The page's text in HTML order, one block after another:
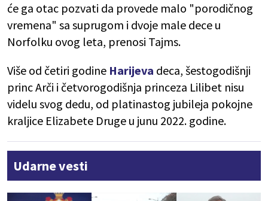
će ga otac pozvati da provede malo "porodičnog
vremena" sa suprugom i dvoje male dece u
Norfolku ovog leta, prenosi Tajms.
Više od četiri godine Harijeva deca, šestogodišnji
princ Arči i četvorogodišnja princeza Lilibet nisu
videlu svog dedu, od platinastog jubileja pokojne
kraljice Elizabete Druge u junu 2022. godine.
Udarne vesti